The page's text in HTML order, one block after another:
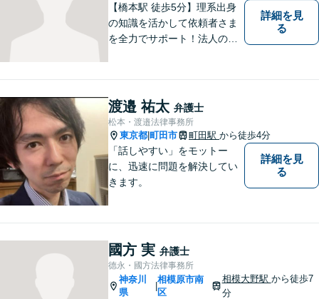
【橋本駅 徒歩5分】理系出身
の知識を活かして依頼者さま
を全力でサポート！法人のお
したいことを整理しながら導
き出します。
詳細を見
る
渡邉 祐太 弁護士
松本・渡邉法律事務所
東京都 町田市 町田駅 から徒歩4分
「話しやすい」をモットー
に、迅速に問題を解決してい
きます。
詳細を見
る
國方 実 弁護士
德永・國方法律事務所
神奈川
県
相模原市南
区
相模大野駅 から徒歩7
分